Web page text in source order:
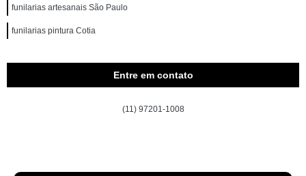
funilarias artesanais São Paulo
funilarias pintura Cotia
Entre em contato
(11) 97201-1008